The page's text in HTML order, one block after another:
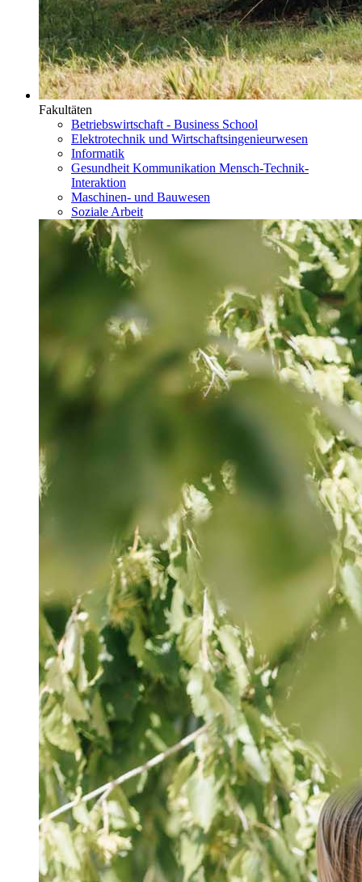
Fakultäten
Betriebswirtschaft - Business School
Elektrotechnik und Wirtschaftsingenieurwesen
Informatik
Gesundheit Kommunikation Mensch-Technik-
Interaktion
Maschinen- und Bauwesen
Soziale Arbeit